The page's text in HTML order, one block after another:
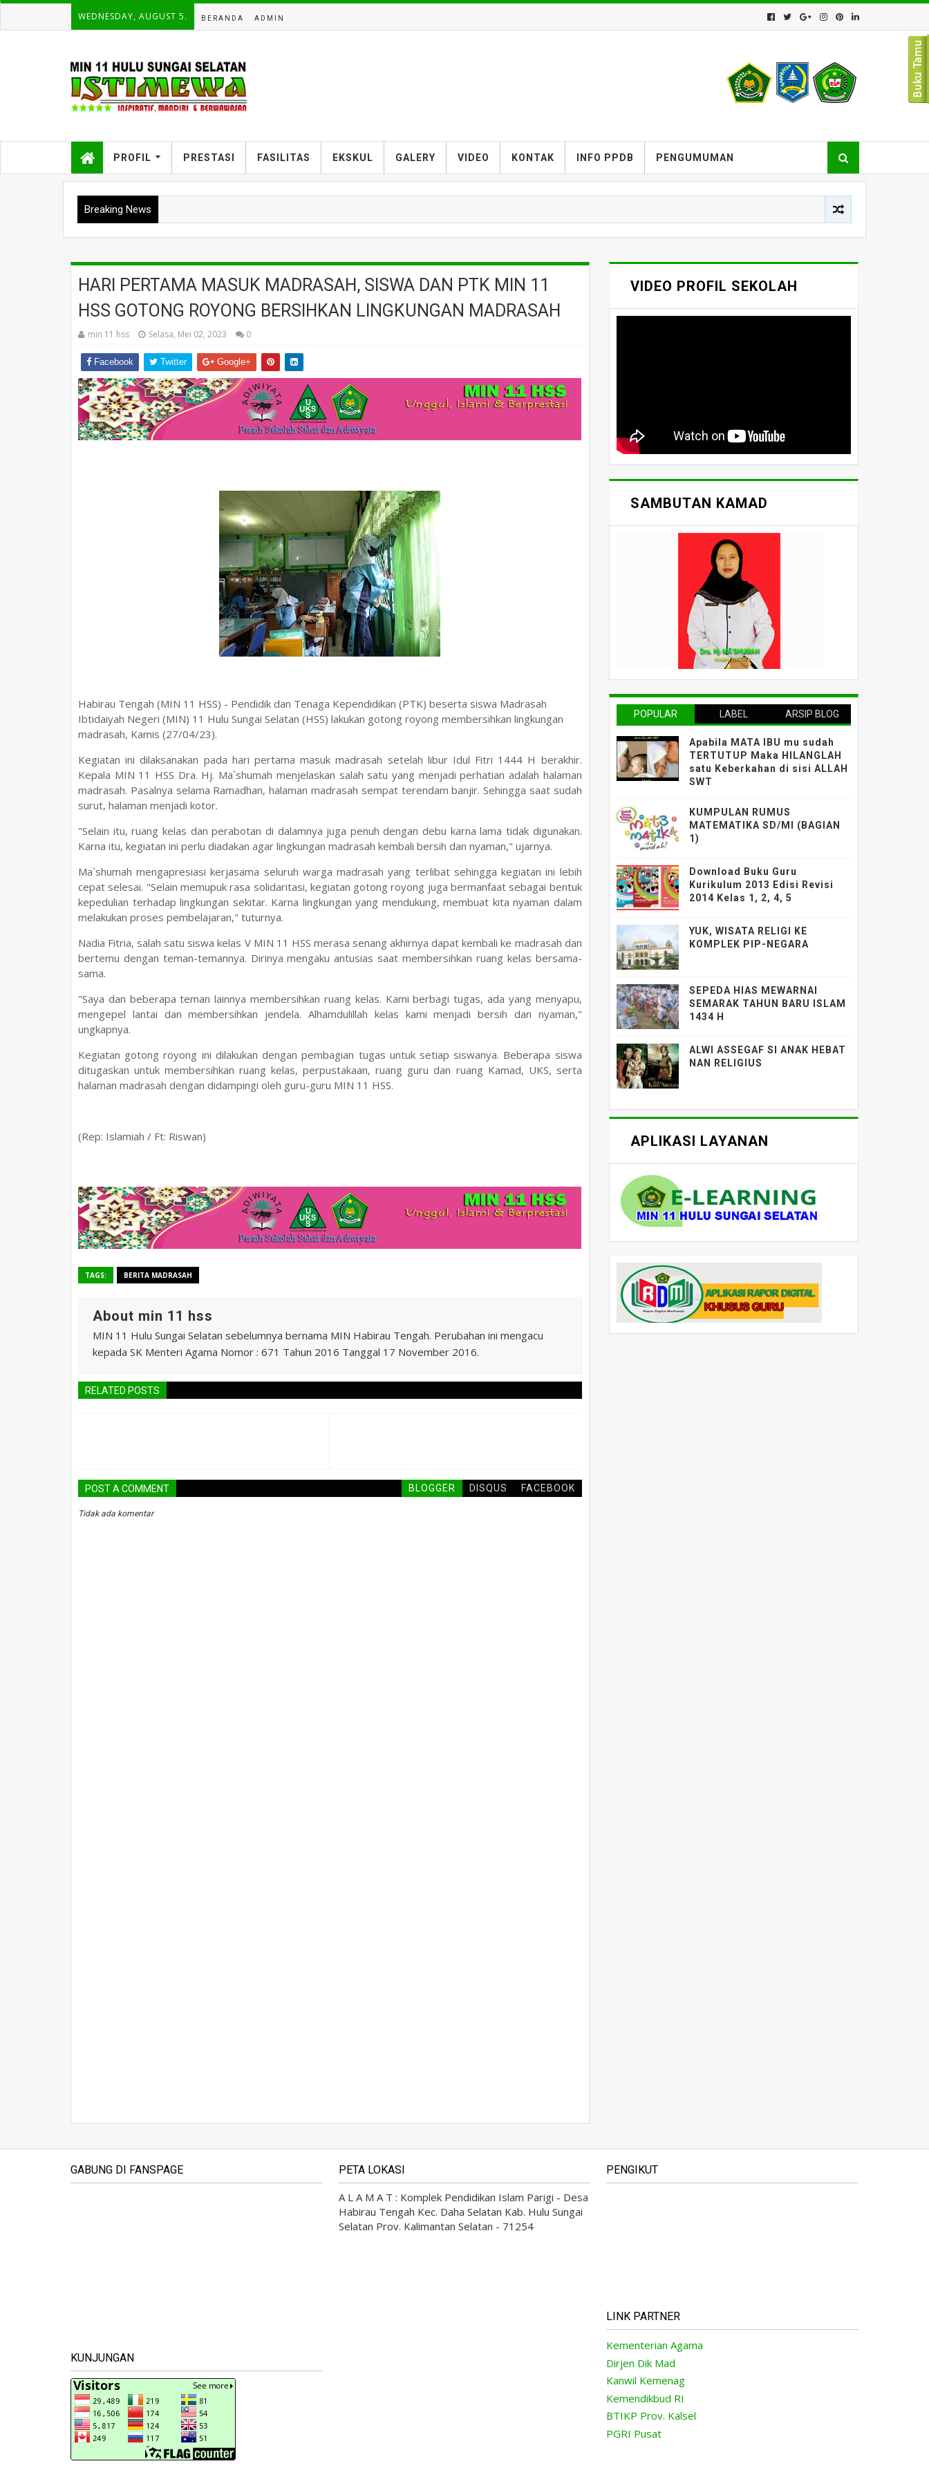
WEDNESDAY, AUGUST 5. BERANDA ADMIN
PROFIL PRESTASI FASILITAS EKSKUL GALERY VIDEO KONTAK INFO PPDB PENGUMUMAN
Breaking News
HARI PERTAMA MASUK MADRASAH, SISWA DAN PTK MIN 11
HSS GOTONG ROYONG BERSIHKAN LINGKUNGAN MADRASAH
min 11 hss Selasa, Mei 02, 2023 0
Facebook Twitter Google+
Habirau Tengah (MIN 11 HSS) - Pendidik dan Tenaga Kependidikan (PTK) beserta siswa Madrasah
Ibtidaiyah Negeri (MIN) 11 Hulu Sungai Selatan (HSS) lakukan gotong royong membersihkan lingkungan
madrasah, Kamis (27/04/23).
Kegiatan ini dilaksanakan pada hari pertama masuk madrasah setelah libur Idul Fitri 1444 H berakhir.
Kepala MIN 11 HSS Dra. Hj. Ma`shumah menjelaskan salah satu yang menjadi perhatian adalah halaman
madrasah. Pasalnya selama Ramadhan, halaman madrasah sempat terendam banjir. Sehingga saat sudah
surut, halaman menjadi kotor.
"Selain itu, ruang kelas dan perabotan di dalamnya juga penuh dengan debu karna lama tidak digunakan.
Karna itu, kegiatan ini perlu diadakan agar lingkungan madrasah kembali bersih dan nyaman," ujarnya.
Ma`shumah mengapresiasi kerjasama seluruh warga madrasah yang terlibat sehingga kegiatan ini lebih
cepat selesai. "Selain memupuk rasa solidaritasi, kegiatan gotong royong juga bermanfaat sebagai bentuk
kepedulian terhadap lingkungan sekitar. Karna lingkungan yang mendukung, membuat kita nyaman dalam
melakukan proses pembelajaran," tuturnya.
Nadia Fitria, salah satu siswa kelas V MIN 11 HSS merasa senang akhirnya dapat kembali ke madrasah dan
bertemu dengan teman-temannya. Dirinya mengaku antusias saat membersihkan ruang kelas bersama-
sama.
"Saya dan beberapa teman lainnya membersihkan ruang kelas. Kami berbagi tugas, ada yang menyapu,
mengepel lantai dan membersihkan jendela. Alhamdulillah kelas kami menjadi bersih dan nyaman,"
ungkapnya.
Kegiatan gotong royong ini dilakukan dengan pembagian tugas untuk setiap siswanya. Beberapa siswa
ditugaskan untuk membersihkan ruang kelas, perpustakaan, ruang guru dan ruang Kamad, UKS, serta
halaman madrasah dengan didampingi oleh guru-guru MIN 11 HSS.
(Rep: Islamiah / Ft: Riswan)
TAGS: BERITA MADRASAH
About min 11 hss
MIN 11 Hulu Sungai Selatan sebelumnya bernama MIN Habirau Tengah. Perubahan ini mengacu
kepada SK Menteri Agama Nomor : 671 Tahun 2016 Tanggal 17 November 2016.
RELATED POSTS
POST A COMMENT BLOGGER DISQUS FACEBOOK
Tidak ada komentar
VIDEO PROFIL SEKOLAH
SAMBUTAN KAMAD
POPULAR LABEL ARSIP BLOG
Apabila MATA IBU mu sudah
TERTUTUP Maka HILANGLAH
satu Keberkahan di sisi ALLAH
SWT
KUMPULAN RUMUS
MATEMATIKA SD/MI (BAGIAN
1)
Download Buku Guru
Kurikulum 2013 Edisi Revisi
2014 Kelas 1, 2, 4, 5
YUK, WISATA RELIGI KE
KOMPLEK PIP-NEGARA
SEPEDA HIAS MEWARNAI
SEMARAK TAHUN BARU ISLAM
1434 H
ALWI ASSEGAF SI ANAK HEBAT
NAN RELIGIUS
APLIKASI LAYANAN
GABUNG DI FANSPAGE
KUNJUNGAN
PETA LOKASI
A L A M A T : Komplek Pendidikan Islam Parigi - Desa
Habirau Tengah Kec. Daha Selatan Kab. Hulu Sungai
Selatan Prov. Kalimantan Selatan - 71254
PENGIKUT
LINK PARTNER
Kementerian Agama
Dirjen Dik Mad
Kanwil Kemenag
Kemendikbud RI
BTIKP Prov. Kalsel
PGRI Pusat